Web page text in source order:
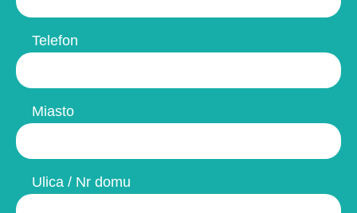
Telefon
Miasto
Ulica / Nr domu